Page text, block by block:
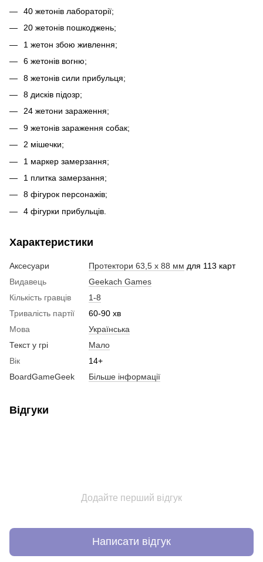
40 жетонів лабораторії;
20 жетонів пошкоджень;
1 жетон збою живлення;
6 жетонів вогню;
8 жетонів сили прибульця;
8 дисків підозр;
24 жетони зараження;
9 жетонів зараження собак;
2 мішечки;
1 маркер замерзання;
1 плитка замерзання;
8 фігурок персонажів;
4 фігурки прибульців.
Характеристики
Аксесуари Протектори 63,5 х 88 мм для 113 карт
Видавець
Geekach Games
Кiлькiсть гравцiв
1-8
Тривалiсть партiї
60-90 хв
Мова
Українська
Текст у грi
Мало
Вiк
14+
BoardGameGeek
Більше інформації
Відгуки
Додайте перший відгук
Написати відгук